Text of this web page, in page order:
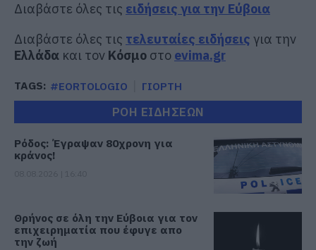
Διαβάστε όλες τις ειδήσεις για την Εύβοια
Διαβάστε όλες τις τελευταίες ειδήσεις για την
Ελλάδα και τον Κόσμο στο evima.gr
TAGS: #EORTOLOGIO ΓΙΟΡΤΗ
ΡΟΗ ΕΙΔΗΣΕΩΝ
Ρόδος: Έγραψαν 80χρονη για
κράνος!
Θρήνος σε όλη την Εύβοια για τον
επιχειρηματία που έφυγε απο
την ζωή